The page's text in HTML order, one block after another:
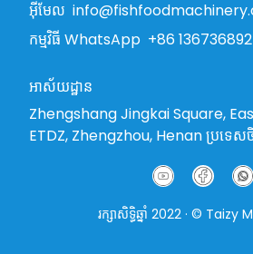
អ៊ីមែល
កម្មវិធី WhatsApp +86
អាស័យដ្ឋាន
Zhengshang Jingkai Square,
ETDZ, Zhengzhou, Henan ប្រទេស
រក្សាសិទ្ធិឆ្នាំ 2022 · ©